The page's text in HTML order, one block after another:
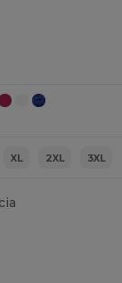
XL 2XL 3XL